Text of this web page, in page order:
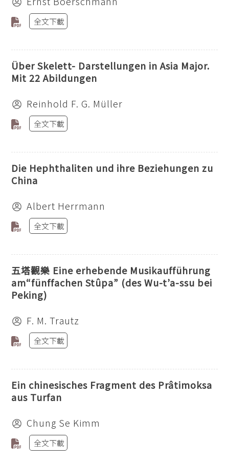
全文下載
Über Skelett- Darstellungen in Asia Major.
Mit 22 Abildungen
Reinhold F. G. Müller
全文下載
Die Hephthaliten und ihre Beziehungen zu
China
Albert Herrmann
全文下載
五塔觀樂 Eine erhebende Musikaufführung
am“fünffachen Stûpa” (des Wu-t’a-ssu bei
Peking)
F. M. Trautz
全文下載
Ein chinesisches Fragment des Prâtimoksa
aus Turfan
Chung Se Kimm
全文下載